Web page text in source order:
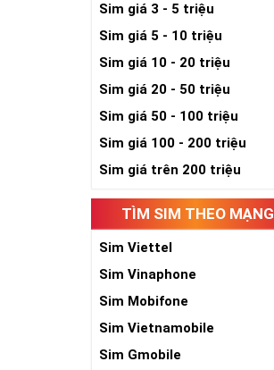
Sim giá 3 - 5 triệu
Sim giá 5 - 10 triệu
Sim giá 10 - 20 triệu
Sim giá 20 - 50 triệu
Sim giá 50 - 100 triệu
Sim giá 100 - 200 triệu
Sim giá trên 200 triệu
TÌM SIM THEO MẠNG
Sim Viettel
Sim Vinaphone
Sim Mobifone
Sim Vietnamobile
Sim Gmobile